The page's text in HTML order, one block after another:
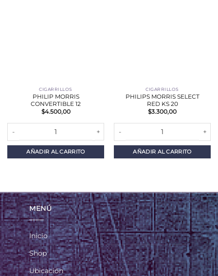
CIGARRILLOS
PHILIP MORRIS
CONVERTIBLE 12
$4.500,00
PHILIP MORRIS CONVERTIBLE 12 cantidad
AÑADIR AL CARRITO
CIGARRILLOS
PHILIPS MORRIS SELECT
RED KS 20
$3.300,00
PHILIPS MORRIS SELECT RED
AÑADIR AL CARRITO
MENÚ
Inicio
Shop
Ubicación